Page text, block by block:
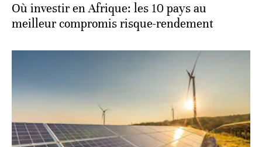
Où investir en Afrique: les 10 pays au
meilleur compromis risque-rendement